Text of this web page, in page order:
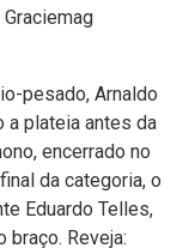
pesado, Arnaldo
a plateia antes da
encerrado no
da categoria, o
Eduardo Telles,
braço. Reveja: